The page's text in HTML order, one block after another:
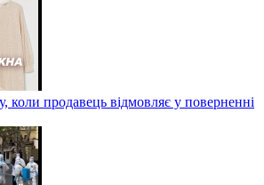
продавець відмовляє у поверненні